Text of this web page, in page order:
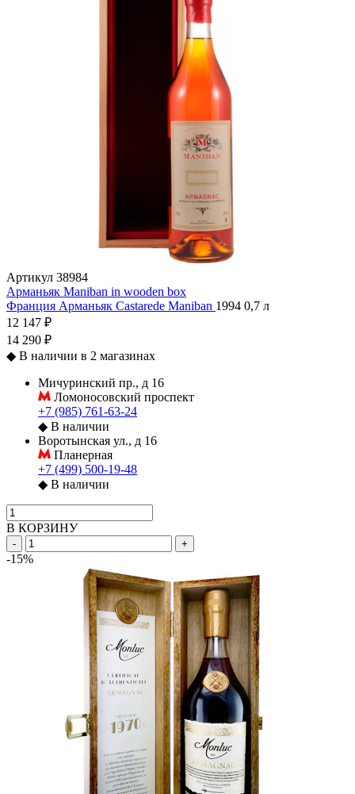
Артикул 38984
Арманьяк Maniban in wooden box
Франция Арманьяк Castarede Maniban 1994 0,7 л
12 147 ₽
14 290 ₽
◆ В наличии в 2 магазинах
Мичуринский пр., д 16
Ломоносовский проспект
+7 (985) 761-63-24
◆ В наличии
Воротынская ул., д 16
Планерная
+7 (499) 500-19-48
◆ В наличии
В КОРЗИНУ
- +
-15%